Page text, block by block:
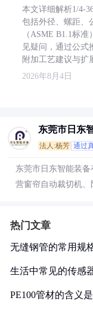
本文详细解析1/4-
包括外径、螺距、
（ASME B1.1标
见疑问，通过公式
附加工艺建议与扩
2026年8月4日
东莞市日东
法人:杨芳 通过
东莞市日东智能装
营窗帘自动裁切机、
热门文章
无缝钢管的常用规
生活中常见的传感
PE100管材的含义